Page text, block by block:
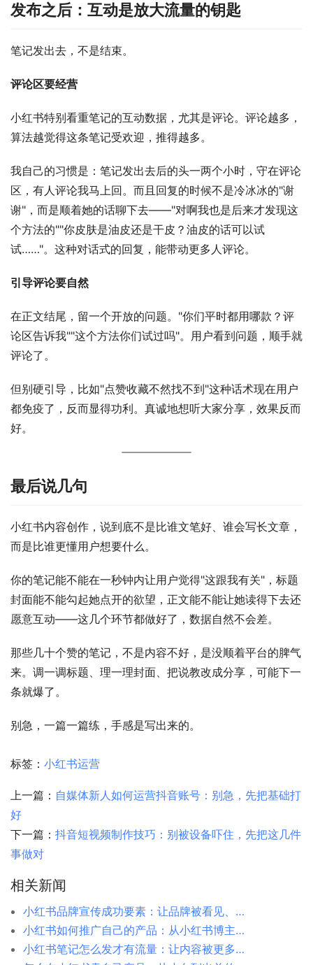
发布之后：互动是放大流量的钥匙
笔记发出去，不是结束。
评论区要经营
小红书特别看重笔记的互动数据，尤其是评论。评论越多，
算法越觉得这条笔记受欢迎，推得越多。
我自己的习惯是：笔记发出去后的头一两个小时，守在评论
区，有人评论我马上回。而且回复的时候不是冷冰冰的"谢
谢"，而是顺着她的话聊下去——"对啊我也是后来才发现这
个方法的""你皮肤是油皮还是干皮？油皮的话可以试
试……"。这种对话式的回复，能带动更多人评论。
引导评论要自然
在正文结尾，留一个开放的问题。"你们平时都用哪款？评
论区告诉我""这个方法你们试过吗"。用户看到问题，顺手就
评论了。
但别硬引导，比如"点赞收藏不然找不到"这种话术现在用户
都免疫了，反而显得功利。真诚地想听大家分享，效果反而
好。
最后说几句
小红书内容创作，说到底不是比谁文笔好、谁会写长文章，
而是比谁更懂用户想要什么。
你的笔记能不能在一秒钟内让用户觉得"这跟我有关"，标题
封面能不能勾起她点开的欲望，正文能不能让她读得下去还
愿意互动——这几个环节都做好了，数据自然不会差。
那些几十个赞的笔记，不是内容不好，是没顺着平台的脾气
来。调一调标题、理一理封面、把说教改成分享，可能下一
条就爆了。
别急，一篇一篇练，手感是写出来的。
标签： 小红书运营
上一篇： 自媒体新人如何运营抖音账号：别急，先把基础打
好
下一篇： 抖音短视频制作技巧：别被设备吓住，先把这几件
事做对
相关新闻
小红书品牌宣传成功要素：让品牌被看见、被记住、被传播的实战方法
小红书如何推广自己的产品：从小红书博主到爆单卖家的实战经验
小红书笔记怎么发才有流量：让内容被更多人看到的核心方法